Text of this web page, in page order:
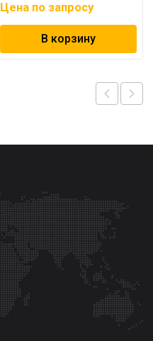
Цена по запросу
В корзину